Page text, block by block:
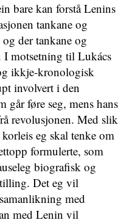
bare kan forstå Lenins
tankane og
der tankane og
I motsetning til Lukács
ikkje-kronologisk
involvert i den
går føre seg, mens hans
revolusjonen. Med slik
eg skal tenke om
formulerte, som
biografisk og
Det eg vil
med
med Lenin vil